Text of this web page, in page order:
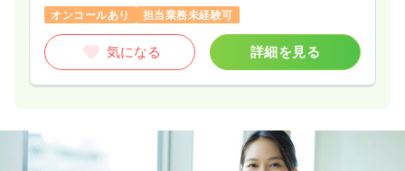
オンコールあり
担当業務未経験可
気になる 詳細を見る